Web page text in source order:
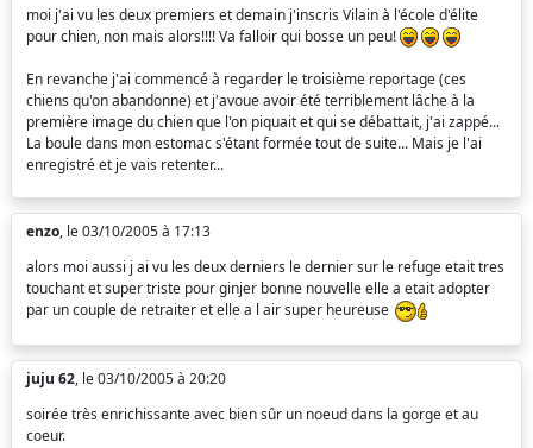
moi j'ai vu les deux premiers et demain j'inscris Vilain à l'école d'élite
pour chien, non mais alors!!!! Va falloir qui bosse un peu!
En revanche j'ai commencé à regarder le troisième reportage (ces
chiens qu'on abandonne) et j'avoue avoir été terriblement lâche à la
première image du chien que l'on piquait et qui se débattait, j'ai zappé...
La boule dans mon estomac s'étant formée tout de suite... Mais je l'ai
enregistré et je vais retenter...
enzo, le 03/10/2005 à 17:13
alors moi aussi j ai vu les deux derniers le dernier sur le refuge etait tres
touchant et super triste pour ginjer bonne nouvelle elle a etait adopter
par un couple de retraiter et elle a l air super heureuse
juju 62, le 03/10/2005 à 20:20
soirée très enrichissante avec bien sûr un noeud dans la gorge et au
coeur.